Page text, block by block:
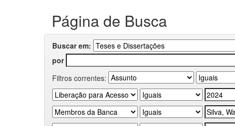
Página de Busca
Buscar em:
por
Filtros correntes: